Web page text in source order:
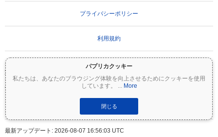
パプリカクッキー
私たちは、あなたのブラウジング体験を向上させるためにクッキーを使用
しています。
... More
閉じる
プライバシーポリシー
利用規約
重要な免責事項：
す。投資額の一部または全額を失う可能性があります。Coinpaprikaのすべての情報は
情報提供のみを目的としており、財務または投資のアドバイスを構成するものではあ
りません。投資判断を行う前に、必ずご自身で調査（DYOR）を行い、資格のあるファ
イナンシャルアドバイザーに相談してください。Coinpaprikaは、この情報の使用に起
因するいかなる損失についても責任を負いません。
最新アップデート: 2026-08-07 16:56:03 UTC